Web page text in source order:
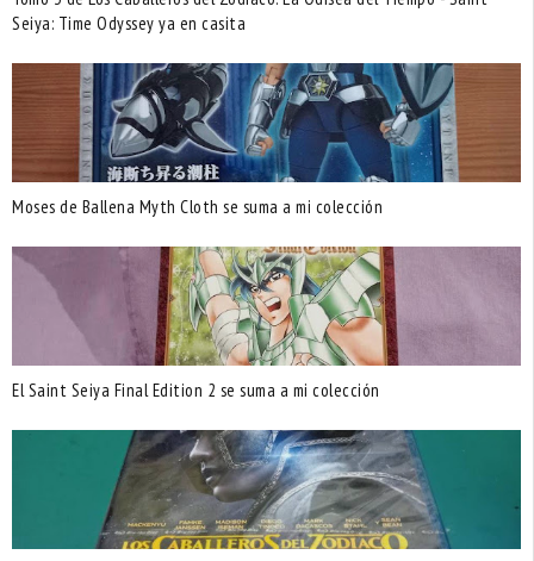
Seiya: Time Odyssey ya en casita
Moses de Ballena Myth Cloth se suma a mi colección
El Saint Seiya Final Edition 2 se suma a mi colección